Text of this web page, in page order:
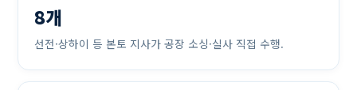
8개
선전·상하이 등 본토 지사가 공장 소싱·실사 직접 수행.